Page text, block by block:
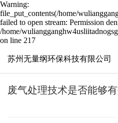
Warning:
file_put_contents(/home/
failed to open stream: Permission
/home/
on line 217
苏州无量纲环保科技有限公司
废气处理技术是否能够